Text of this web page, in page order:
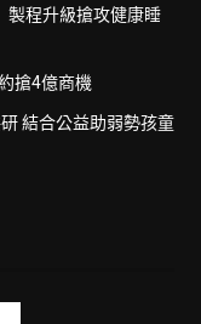
製程升級搶攻健康睡
搶4億商機
結合公益助弱勢孩童